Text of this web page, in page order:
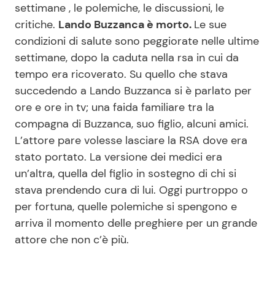
Mondo Mamma
News benessere
Salute
Viaggi e Turismo
Festività
Le Ricette in TV
Primi Piatti
Ricette Facili e Veloci
Ricette Feste
Ricette per Bambini
Seguici
settimane , le polemiche, le discussioni, le
critiche. Lando Buzzanca è morto. Le sue
condizioni di salute sono peggiorate nelle ultime
settimane, dopo la caduta nella rsa in cui da
tempo era ricoverato. Su quello che stava
succedendo a Lando Buzzanca si è parlato per
ore e ore in tv; una faida familiare tra la
compagna di Buzzanca, suo figlio, alcuni amici.
L’attore pare volesse lasciare la RSA dove era
stato portato. La versione dei medici era
un’altra, quella del figlio in sostegno di chi si
stava prendendo cura di lui. Oggi purtroppo o
per fortuna, quelle polemiche si spengono e
arriva il momento delle preghiere per un grande
attore che non c’è più.